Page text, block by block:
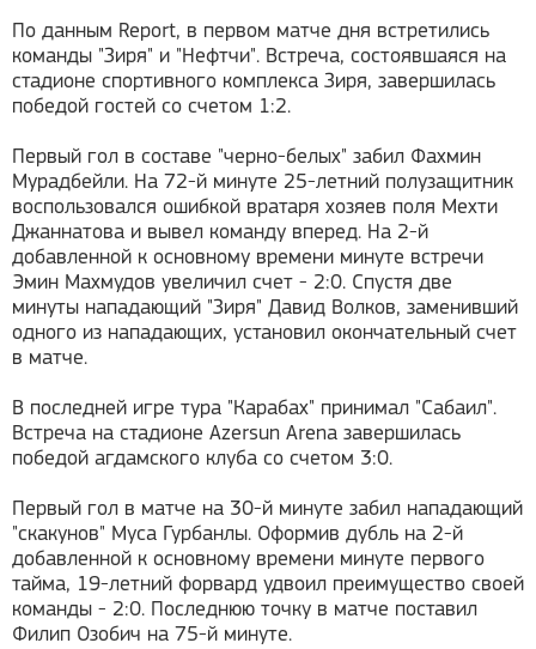
По данным Report, в первом матче дня встретились
команды "Зиря" и "Нефтчи". Встреча, состоявшаяся на
стадионе спортивного комплекса Зиря, завершилась
победой гостей со счетом 1:2.
Первый гол в составе "черно-белых" забил Фахмин
Мурадбейли. На 72-й минуте 25-летний полузащитник
воспользовался ошибкой вратаря хозяев поля Мехти
Джаннатова и вывел команду вперед. На 2-й
добавленной к основному времени минуте встречи
Эмин Махмудов увеличил счет - 2:0. Спустя две
минуты нападающий "Зиря" Давид Волков, заменивший
одного из нападающих, установил окончательный счет
в матче.
В последней игре тура "Карабах" принимал "Сабаил".
Встреча на стадионе Azersun Arena завершилась
победой агдамского клуба со счетом 3:0.
Первый гол в матче на 30-й минуте забил нападающий
"скакунов" Муса Гурбанлы. Оформив дубль на 2-й
добавленной к основному времени минуте первого
тайма, 19-летний форвард удвоил преимущество своей
команды - 2:0. Последнюю точку в матче поставил
Филип Озобич на 75-й минуте.